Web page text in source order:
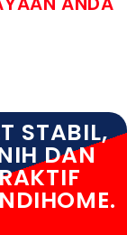
STABIL,
DAN